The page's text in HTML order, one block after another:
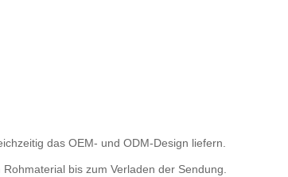
das OEM- und ODM-Design liefern.
bis zum Verladen der Sendung.